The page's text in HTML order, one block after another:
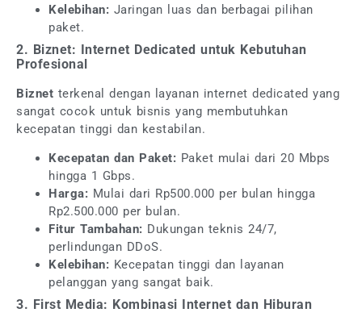
Kelebihan: Jaringan luas dan berbagai pilihan
paket.
2. Biznet: Internet Dedicated untuk Kebutuhan
Profesional
Biznet terkenal dengan layanan internet dedicated yang
sangat cocok untuk bisnis yang membutuhkan
kecepatan tinggi dan kestabilan.
Kecepatan dan Paket: Paket mulai dari 20 Mbps
hingga 1 Gbps.
Harga: Mulai dari Rp500.000 per bulan hingga
Rp2.500.000 per bulan.
Fitur Tambahan: Dukungan teknis 24/7,
perlindungan DDoS.
Kelebihan: Kecepatan tinggi dan layanan
pelanggan yang sangat baik.
3. First Media: Kombinasi Internet dan Hiburan